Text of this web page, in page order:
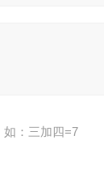
如：三加四=7